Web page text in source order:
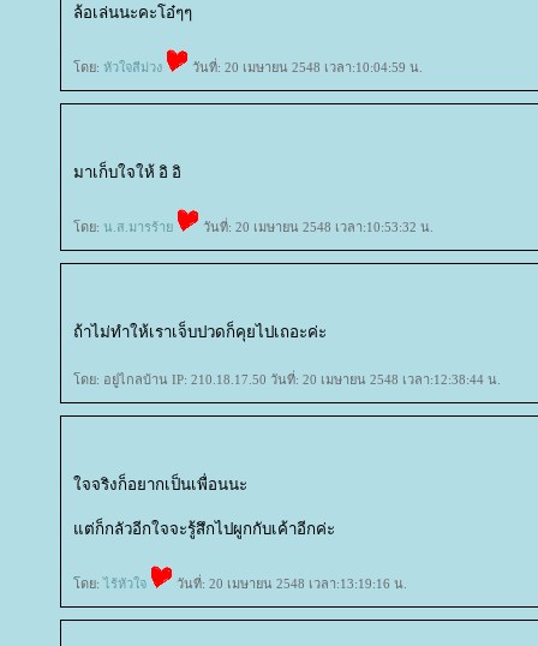
ล้อเล่นนะคะโอ๋ๆๆ
ดย: หัวใจสีม่วง วันที่: 20 เมษายน 2548 เวลา:10:04:59 น.
มาเก็บใจให้ อิ อิ
ดย: น.ส.มารร้า วันที่: 20 เมษายน 2548 เวลา:10:53:32 น.
ถ้าไม่ทำให้เราเจ็บปวดก็คุยไปเถอะค่ะ
ดย: อยู่ไกลบ้าน IP: 210.18.17.50 วันที่: 20 เมษายน 2548 เวลา:12:38:44 น.
จจริงก็อยากเป็นเพื่อนนะ
ต่ก็กลัวอีกใจจะรู้สึกไปผูกกับเค้าอีกค่ะ
ดย:ไร้หัวใจ วันที่: 20 เมษายน 2548 เวลา:13:19:16 น.